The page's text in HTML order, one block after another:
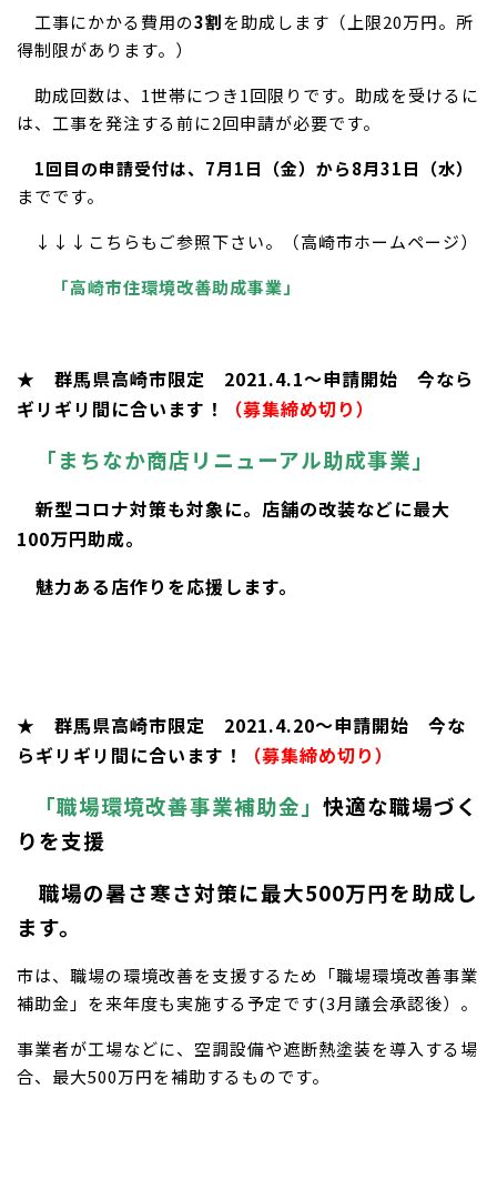
工事にかかる費用の3割を助成します（上限20万円。所
得制限があります。）
助成回数は、1世帯につき1回限りです。助成を受けるに
は、工事を発注する前に2回申請が必要です。
1回目の申請受付は、7月1日（金）から8月31日（水）
までです。
↓↓↓こちらもご参照下さい。（高崎市ホームページ）
「高崎市住環境改善助成事業」
★ 群馬県高崎市限定 2021.4.1～申請開始 今なら
ギリギリ間に合います！
（募集締め切り）
「まちなか商店リニューアル助成事業」
新型コロナ対策も対象に。店舗の改装などに最大
100万円助成。
魅力ある店作りを応援します。
★ 群馬県高崎市限定 2021.4.20～申請開始 今な
らギリギリ間に合います！
（募集締め切り）
「職場環境改善事業補助金」 快適な職場づく
りを支援
職場の暑さ寒さ対策に最大500万円を助成し
ます。
市は、職場の環境改善を支援するため「職場環境改善事業
補助金」を来年度も実施する予定です(3月議会承認後）。
事業者が工場などに、空調設備や遮断熱塗装を導入する場
合、最大500万円を補助するものです。